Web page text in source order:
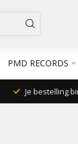
PMD RECORDS
Je bestelling